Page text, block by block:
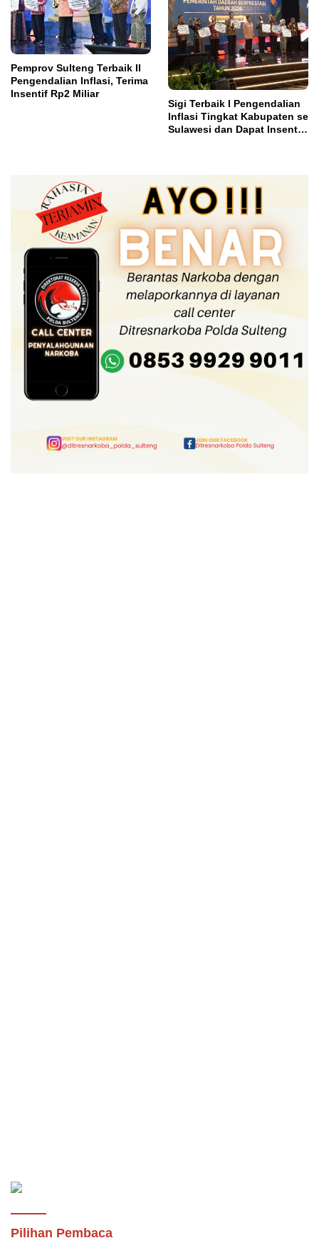
Pemprov Sulteng Terbaik II
Pengendalian Inflasi, Terima
Insentif Rp2 Miliar
Sigi Terbaik I Pengendalian
Inflasi Tingkat Kabupaten se
Sulawesi dan Dapat Insentif
Pilihan Pembaca